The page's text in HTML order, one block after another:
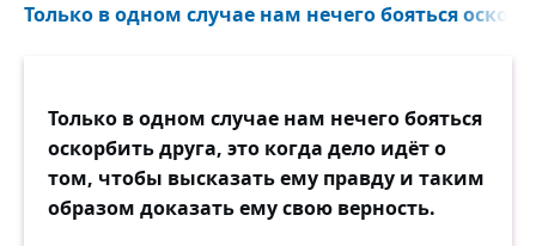
Только в одном случае нам нечего бояться
Только в одном случае нам нечего бояться
оскорбить друга, это когда дело идёт о
том, чтобы высказать ему правду и таким
образом доказать ему свою верность.